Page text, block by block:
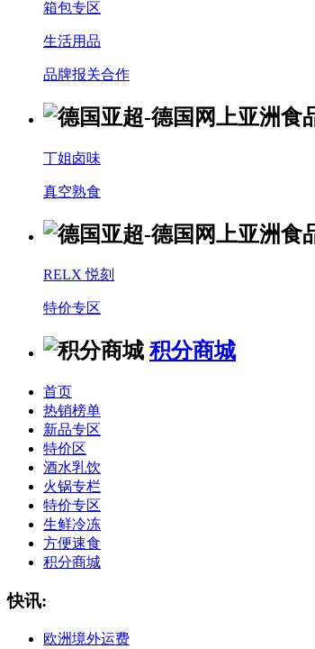
箱包专区
生活用品
品牌报关合作
丁姐卤味
真空熟食
RELX 悦刻
特价专区
积分商城
首页
热销榜单
新品专区
特价区
酒水乳饮
火锅专栏
特价专区
生鲜冷冻
方便速食
积分商城
快讯:
欧洲境外运费